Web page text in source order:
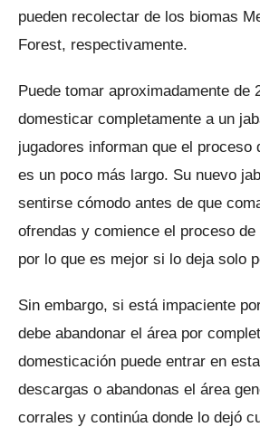
pueden recolectar de los biomas
Forest, respectivamente.
Puede tomar aproximadamente de
domesticar completamente a un
jugadores informan que el proceso
es un poco más largo. Su nuevo
sentirse cómodo antes de que
ofrendas y comience el proceso
por lo que es mejor si lo deja solo
Sin embargo, si está impaciente
debe abandonar el área por
domesticación puede entrar en
descargas o abandonas el área
corrales y continúa donde lo dejó